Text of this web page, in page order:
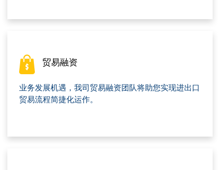
贸易融资
业务发展机遇，我司贸易融资团队将助您实现进出口
贸易流程简捷化运作。